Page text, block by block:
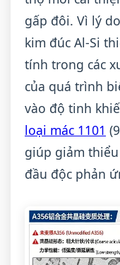
gấp đôi. Vì lý
kim đúc Al-Si
tính trong các
của quá trình
vào độ tinh
loại mác 1101
giúp giảm
đầu độc phản